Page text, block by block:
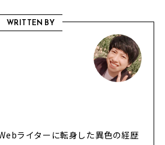
WRITTEN BY
ライターに転身した異色の経歴